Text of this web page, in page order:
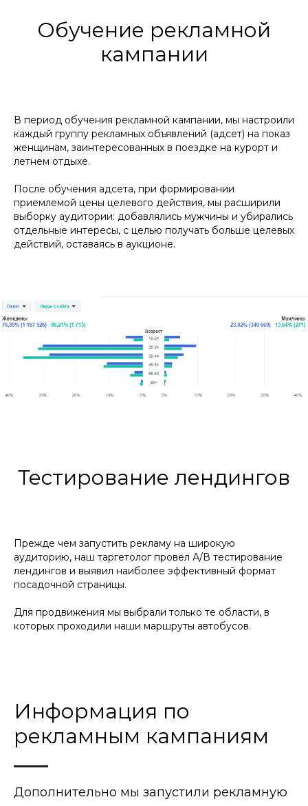
Обучение рекламной
кампании
В период обучения рекламной кампании, мы настроили
каждый группу рекламных объявлений (адсет) на показ
женщинам, заинтересованных в поездке на курорт и
летнем отдыхе.
После обучения адсета, при формировании
приемлемой цены целевого действия, мы расширили
выборку аудитории: добавлялись мужчины и убирались
отдельные интересы, с целью получать больше целевых
действий, оставаясь в аукционе.
Тестирование лендингов
Прежде чем запустить рекламу на широкую
аудиторию, наш таргетолог провел А/В тестирование
лендингов и выявил наиболее эффективный формат
посадочной страницы.
Для продвижения мы выбрали только те области, в
которых проходили наши маршруты автобусов.
Информация по
рекламным кампаниям
Дополнительно мы запустили рекламную